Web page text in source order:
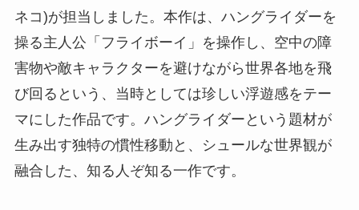
ネコ)が担当しました。本作は、ハングライダーを
操る主人公「フライボーイ」を操作し、空中の障
害物や敵キャラクターを避けながら世界各地を飛
び回るという、当時としては珍しい浮遊感をテー
マにした作品です。ハングライダーという題材が
生み出す独特の慣性移動と、シュールな世界観が
融合した、知る人ぞ知る一作です。